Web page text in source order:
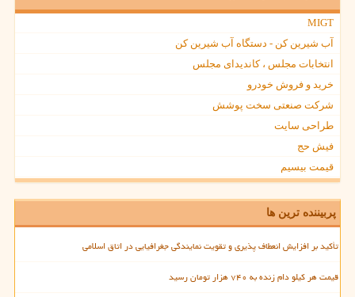
MIGT
آب شیرین کن - دستگاه آب شیرین کن
انتخابات مجلس ، کاندیدای مجلس
خرید و فروش خودرو
شرکت صنعتی سخت پوشش
طراحی سایت
فیش حج
قیمت بیسیم
پربیننده ترین ها
تأکید بر افزایش انعطاف پذیری و تقویت نمایندگی جغرافیایی در اتاق اسلامی
قیمت هر کیلو دام زنده به ۷۴۰ هزار تومان رسید